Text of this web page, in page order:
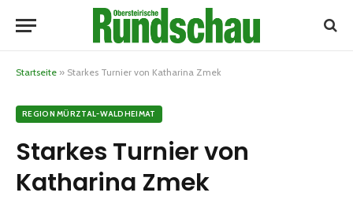
Startseite » Starkes Turnier von Katharina Zmek
REGION MÜRZTAL-WALDHEIMAT
Starkes Turnier von
Katharina Zmek